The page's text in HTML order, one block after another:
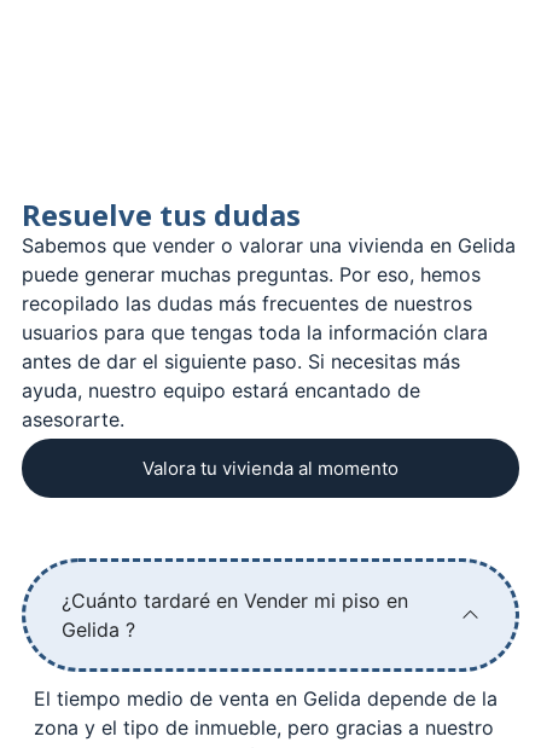
Resuelve tus dudas
Sabemos que vender o valorar una vivienda en Gelida
puede generar muchas preguntas. Por eso, hemos
recopilado las dudas más frecuentes de nuestros
usuarios para que tengas toda la información clara
antes de dar el siguiente paso. Si necesitas más
ayuda, nuestro equipo estará encantado de
asesorarte.
Valora tu vivienda al momento
¿Cuánto tardaré en Vender mi piso en
Gelida ?
El tiempo medio de venta en Gelida depende de la
zona y el tipo de inmueble, pero gracias a nuestro